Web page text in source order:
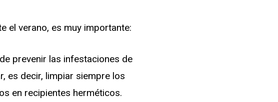
el verano, es muy importante:
prevenir las infestaciones de
es decir, limpiar siempre los
en recipientes herméticos.